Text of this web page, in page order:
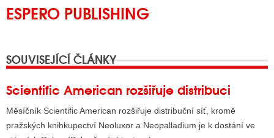
TISK
RADIA
RÁDIÍ
VYSÍLAČE
ESPERO PUBLISHING
SOUVISEJÍCÍ ČLÁNKY
Scientific American rozšiřuje distribuci
Měsíčník Scientific American rozšiřuje distribuční síť, kromě
pražských knihkupectví Neoluxor a Neopalladium je k dostání ve